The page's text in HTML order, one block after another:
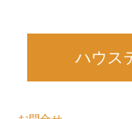
ハウス